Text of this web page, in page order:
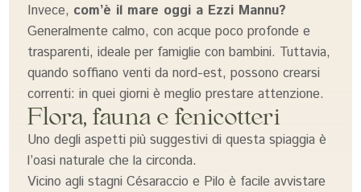
Invece, com’è il mare oggi a Ezzi Mannu?
Generalmente calmo, con acque poco profonde e
trasparenti, ideale per famiglie con bambini. Tuttavia,
quando soffiano venti da nord-est, possono crearsi
correnti: in quei giorni è meglio prestare attenzione.
Flora, fauna e fenicotteri
Uno degli aspetti più suggestivi di questa spiaggia è
l’oasi naturale che la circonda.
Vicino agli stagni Césaraccio e Pilo è facile avvistare